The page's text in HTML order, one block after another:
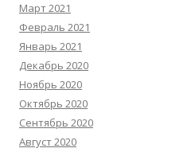
Март 2021
Февраль 2021
Январь 2021
Декабрь 2020
Ноябрь 2020
Октябрь 2020
Сентябрь 2020
Август 2020